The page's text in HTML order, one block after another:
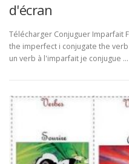
d'écran
Télécharger Conjuguer Imparfait
the imperfect i conjugate the
un verb à l'imparfait je conjugue …